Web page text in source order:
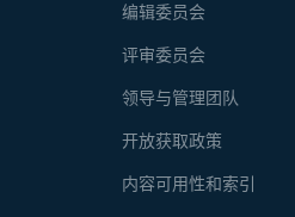
编辑委员会
评审委员会
领导与管理团队
开放获取政策
内容可用性和索引